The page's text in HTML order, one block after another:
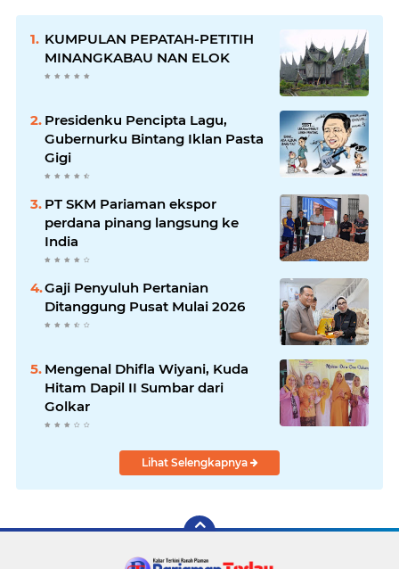
KUMPULAN PEPATAH-PETITIH
MINANGKABAU NAN ELOK
Presidenku Pencipta Lagu,
Gubernurku Bintang Iklan Pasta
Gigi
PT SKM Pariaman ekspor
perdana pinang langsung ke
India
Gaji Penyuluh Pertanian
Ditanggung Pusat Mulai 2026
Mengenal Dhifla Wiyani, Kuda
Hitam Dapil II Sumbar dari
Golkar
Lihat Selengkapnya